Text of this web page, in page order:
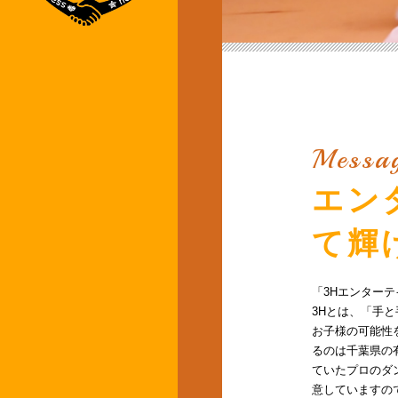
エン
て輝
「3Hエンター
3Hとは、「手
お子様の可能性
るのは千葉県の
ていたプロのダ
意していますの